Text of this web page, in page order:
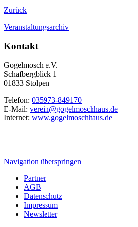
Zurück
Veranstaltungsarchiv
Kontakt
Gogelmosch e.V.
Schafbergblick 1
01833 Stolpen
Telefon: 035973-849170
E-Mail: verein@gogelmoschhaus.de
Internet: www.gogelmoschhaus.de
Navigation überspringen
Partner
AGB
Datenschutz
Impressum
Newsletter